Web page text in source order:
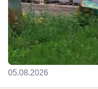
05.08.2026